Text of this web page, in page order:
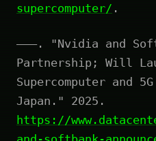
supercomputer/ .
———. "Nvidia and
Partnership; Will
Supercomputer and
Japan." 2025.
https://